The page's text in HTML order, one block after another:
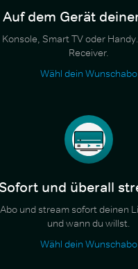
Auf dem Gerät
Smart TV oder
Receiver.
Wähl dein Wunschabo
Sofort und überall
und stream sofort deinen
und wann du willst.
Wähl dein Wunschabo